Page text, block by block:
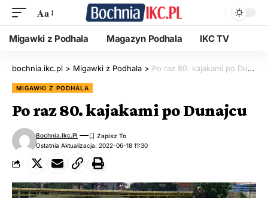
Aa
Migawki z Podhala Magazyn Podhala IKC TV
bochnia.ikc.pl > Migawki z Podhala > Po raz 80. kajakami po Dunajcu
MIGAWKI Z PODHALA
Po raz 80. kajakami po Dunajcu
Ostatnia Aktualizacja: 2022-06-18 11:30
Bochnia.ikc.pl